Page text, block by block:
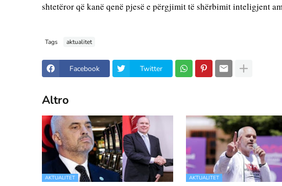
shtetëror që kanë qenë pjesë e përgjimit të shërbimit inteligjent
Tags aktualitet
Facebook Twitter
Altro
AKTUALITET AKTUALITET